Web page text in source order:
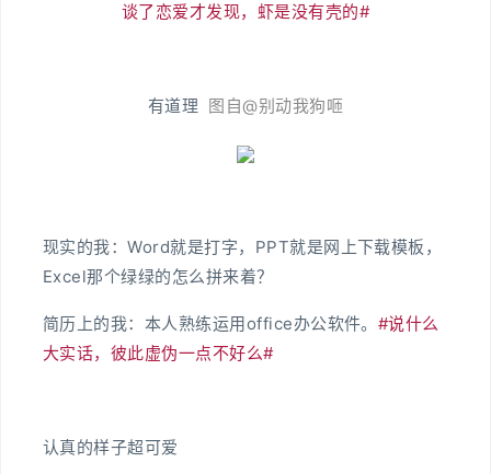
谈了恋爱才发现，虾是没有壳的#
有道理 图自@别动我狗咂
现实的我：Word就是打字，PPT就是网上下载模板，
Excel那个绿绿的怎么拼来着？
简历上的我：本人熟练运用office办公软件。 #说什么
大实话，彼此虚伪一点不好么#
认真的样子超可爱